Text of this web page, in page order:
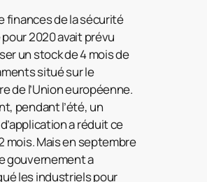
finances de la sécurité
2020 avait prévu
un stock de 4 mois de
situé sur le
de l’Union européenne.
pendant l’été, un
a réduit ce
mois. Mais en septembre
gouvernement a
les industriels pour